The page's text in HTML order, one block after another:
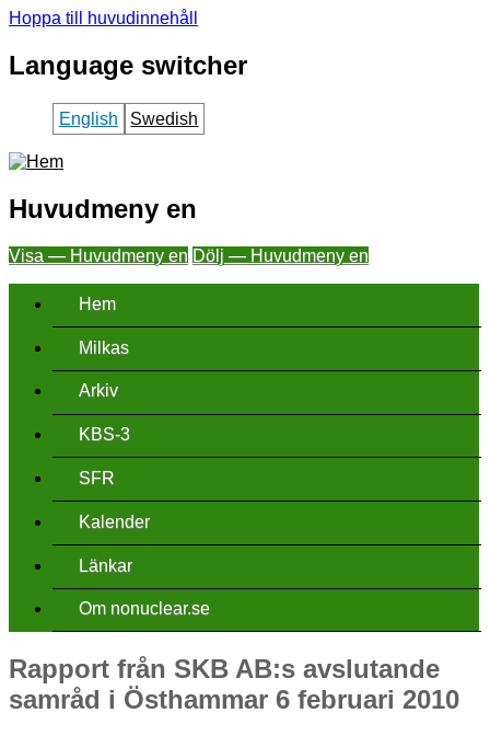
Hoppa till huvudinnehåll
Language switcher
English Swedish
Huvudmeny en
Visa — Huvudmeny en Dölj — Huvudmeny en
Hem
Milkas
Arkiv
KBS-3
SFR
Kalender
Länkar
Om nonuclear.se
Rapport från SKB AB:s avslutande
samråd i Östhammar 6 februari 2010